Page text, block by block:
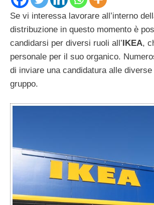
Se vi interessa lavorare all’interno
distribuzione in questo momento è
candidarsi per diversi ruoli all’IKEA,
personale per il suo organico.
di inviare una candidatura alle diverse
gruppo.